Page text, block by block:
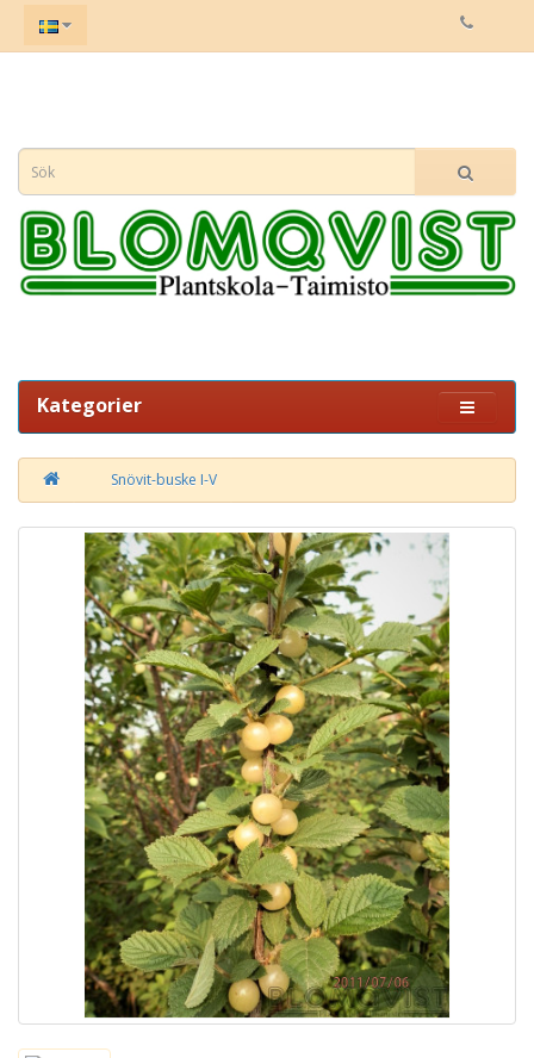
Kategorier
Snövit-buske I-V